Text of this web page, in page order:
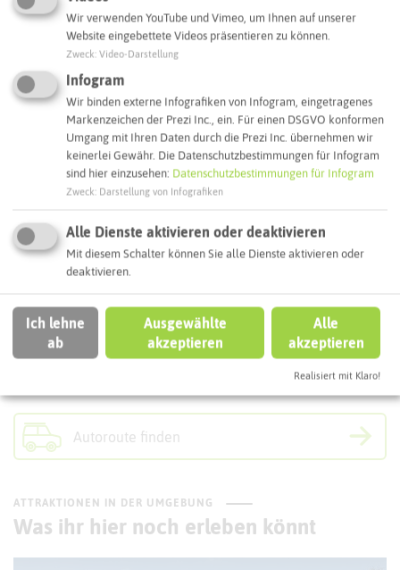
Leaflet|©OpenStreetMap contributors |
Adresse:
Der Schlösserweg
Ellinghorster Straße
45964 Gladbeck
Interaktive Karte
MITTELSCHWER
Länge:18,3 km
Dauer:04:42 h
Tempø:3,9 km/h
Bergauf:100 m
Bergab:
weitere Tourdaten
Routenplanung zum Ziel:
Autoroute finden
ATTRAKTIONEN IN DER UMGEBUNG
Was ihr hier noch erleben könnt
Wir verwenden YouTube und Vimeo, um Ihnen auf unserer
Website eingebettete Videos präsentieren zu können.
Zweck Video-Darstellung
Infogram
Wir binden externe Infografiken von Infogram, eingetragenes
Markenzeichen der Prezi Inc., ein. Für einen DSGVO konformen
Umgang mit Ihren Daten durch die Prezi Inc. übernehmen wir
keinerlei Gewähr. Die Datenschutzbestimmungen für Infogram
sind hier einzusehen: Datenschutzbestimmungen für Infogram
Zweck Darstellung von Infografiken
Alle Dienste aktivieren oder deaktivieren
Mit diesem Schalter können Sie alle Dienste aktivieren oder
deaktivieren.
Ich lehne
ab
Ausgewählte
akzeptieren
Alle
akzeptieren
Realisiert mit Klaro!